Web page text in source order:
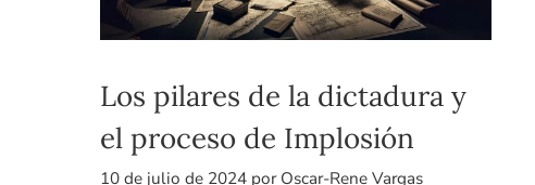
Los pilares de la dictadura y
el proceso de Implosión
10 de julio de 2024 por Oscar-Rene Vargas